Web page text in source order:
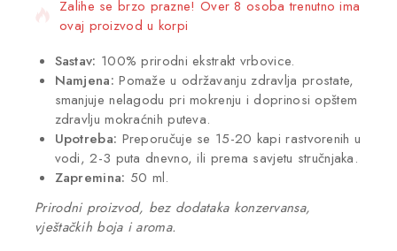
Zalihe se brzo prazne! Over 8 osoba trenutno ima
ovaj proizvod u korpi
Sastav: 100% prirodni ekstrakt vrbovice.
Namjena: Pomaže u održavanju zdravlja prostate,
smanjuje nelagodu pri mokrenju i doprinosi opštem
zdravlju mokraćnih puteva.
Upotreba: Preporučuje se 15-20 kapi rastvorenih u
vodi, 2-3 puta dnevno, ili prema savjetu stručnjaka.
Zapremina: 50 ml.
Prirodni proizvod, bez dodataka konzervansa,
vještačkih boja i aroma.